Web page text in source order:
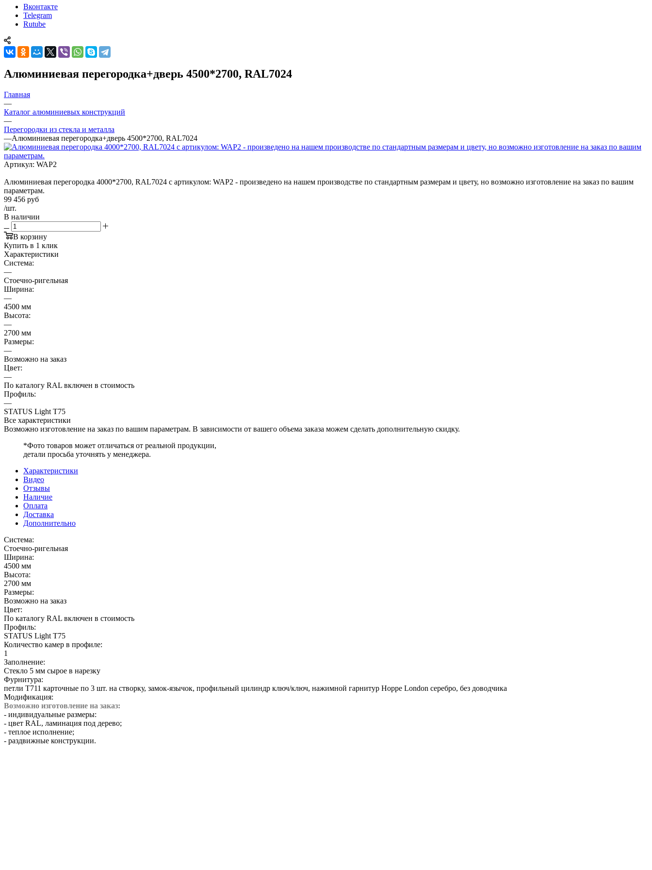
Вконтакте
Telegram
Rutube
Алюминиевая перегородка+дверь 4500*2700, RAL7024
Главная
—
Каталог алюминиевых конструкций
—
Перегородки из стекла и металла
—Алюминиевая перегородка+дверь 4500*2700, RAL7024
Артикул: WAP2
Алюминиевая перегородка 4000*2700, RAL7024 c артикулом: WAP2 - произведено на нашем производстве по стандартным размерам и цвету, но возможно изготовление на заказ по вашим
параметрам.
99 456 руб
/шт.
В наличии
В корзину
Купить в 1 клик
Характеристики
Система:
—
Cтоечно-ригельная
Ширина:
—
4500 мм
Высота:
—
2700 мм
Размеры:
—
Возможно на заказ
Цвет:
—
По каталогу RAL включен в стоимость
Профиль:
—
STATUS Light T75
Все характеристики
Возможно изготовление на заказ по вашим параметрам. В зависимости от вашего объема заказа можем сделать дополнительную скидку.
*Фото товаров может отличаться от реальной продукции,
детали просьба уточнять у менеджера.
Характеристики
Видео
Отзывы
Наличие
Оплата
Доставка
Дополнительно
Система:
Cтоечно-ригельная
Ширина:
4500 мм
Высота:
2700 мм
Размеры:
Возможно на заказ
Цвет:
По каталогу RAL включен в стоимость
Профиль:
STATUS Light T75
Количество камер в профиле:
1
Заполнение:
Cтекло 5 мм сырое в нарезку
Фурнитура:
петли Т711 карточные по 3 шт. на створку, замок-язычок, профильный цилиндр ключ/ключ, нажимной гарнитур Hoppe London серебро, без доводчика
Модификация:
Возможно изготовление на заказ:
- индивидуальные размеры:
- цвет RAL, ламинация под дерево;
- теплое исполнение;
- раздвижные конструкции.